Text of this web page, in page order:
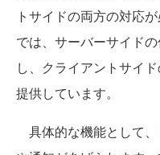
トサイドの両方の対応
では、サーバーサイド
し、クライアントサイ
提供しています。
具体的な機能として